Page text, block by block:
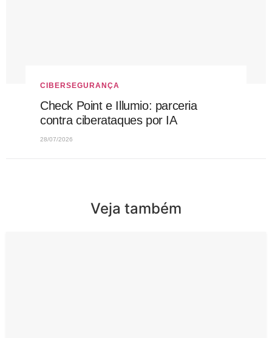
CIBERSEGURANÇA
Check Point e Illumio: parceria
contra ciberataques por IA
28/07/2026
Veja também